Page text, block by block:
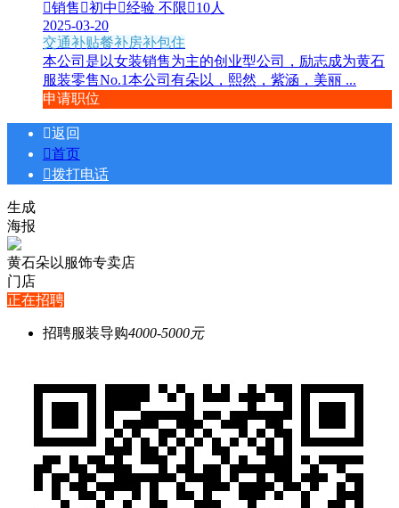
销售 初中 经验 不限10人
2025-03-20
交通补贴餐补房补包住
本公司是以女装销售为主的创业型公司，励志成为黄石
服装零售No.1本公司有朵以，熙然，紫涵，美丽 ...
申请职位
返回
首页
拨打电话
生成
海报
黄石朵以服饰专卖店
门店
正在招聘
招聘服装导购4000-5000元